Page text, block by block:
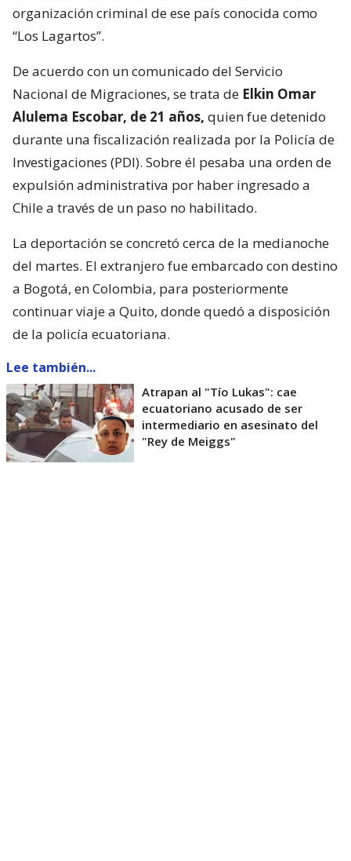
organización criminal de ese país conocida como
“Los Lagartos”.
De acuerdo con un comunicado del Servicio
Nacional de Migraciones, se trata de Elkin Omar
Alulema Escobar, de 21 años, quien fue detenido
durante una fiscalización realizada por la Policía de
Investigaciones (PDI). Sobre él pesaba una orden de
expulsión administrativa por haber ingresado a
Chile a través de un paso no habilitado.
La deportación se concretó cerca de la medianoche
del martes. El extranjero fue embarcado con destino
a Bogotá, en Colombia, para posteriormente
continuar viaje a Quito, donde quedó a disposición
de la policía ecuatoriana.
Lee también...
Atrapan al "Tío Lukas": cae
ecuatoriano acusado de ser
intermediario en asesinato del
"Rey de Meiggs"